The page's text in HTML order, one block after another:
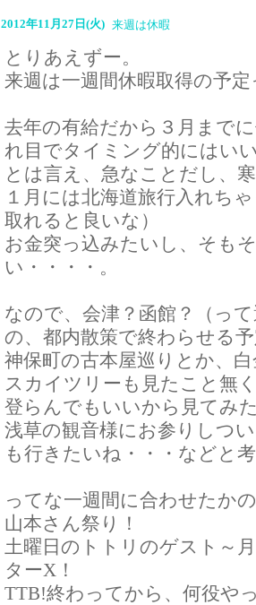
2012年11月27日(火) 来週は休暇
とりあえずー。
来週は一週間休暇取得の予定
去年の有給だから３月まで
れ目でタイミング的にはい
とは言え、急なことだし、
１月には北海道旅行入れち
取れると良いな）
お金突っ込みたいし、そも
い・・・・。
なので、会津？函館？（っ
の、都内散策で終わらせる
神保町の古本屋巡りとか、
スカイツリーも見たこと無
登らんでもいいから見てみ
浅草の観音様にお参りしつ
も行きたいね・・・などと
ってな一週間に合わせたか
山本さん祭り！
土曜日のトトリのゲスト～
ターX！
TTB!終わってから、何役や